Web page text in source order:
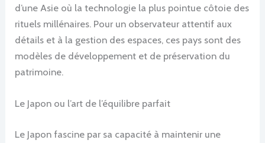
d’une Asie où la technologie la plus pointue côtoie des
rituels millénaires. Pour un observateur attentif aux
détails et à la gestion des espaces, ces pays sont des
modèles de développement et de préservation du
patrimoine.
Le Japon ou l’art de l’équilibre parfait
Le Japon fascine par sa capacité à maintenir une